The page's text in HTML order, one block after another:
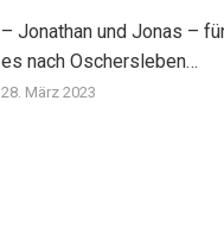
– Jonathan und Jonas –
es nach Oschersleben…
28. März 2023